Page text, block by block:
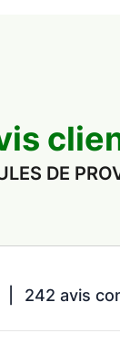
DE
242 avis